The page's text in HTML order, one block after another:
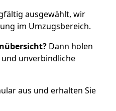
ausgewählt, wir
im Umzugsbereich.
Dann holen
unverbindliche
aus und erhalten Sie